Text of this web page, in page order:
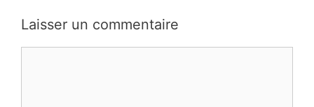
Laisser un commentaire